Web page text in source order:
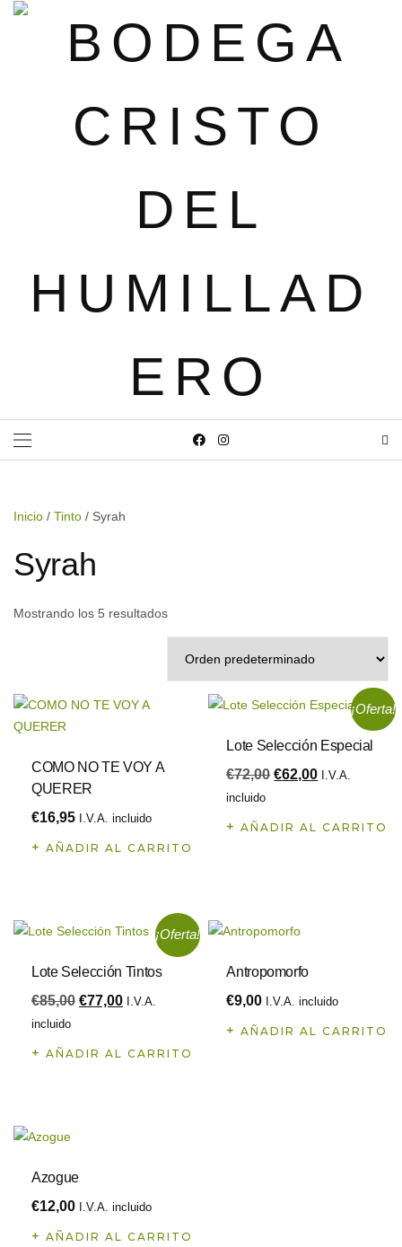
Inicio / Tinto / Syrah
Syrah
Mostrando los 5 resultados
COMO NO TE VOY A
QUERER
€16,95 I.V.A. incluido
AÑADIR AL CARRITO
¡Oferta!
Lote Selección Especial
€72,00 €62,00 I.V.A.
incluido
AÑADIR AL CARRITO
¡Oferta!
Lote Selección Tintos
€85,00 €77,00
I.V.A.
incluido
AÑADIR AL CARRITO
Antropomorfo
€9,00 I.V.A. incluido
AÑADIR AL CARRITO
Azogue
€12,00 I.V.A. incluido
AÑADIR AL CARRITO